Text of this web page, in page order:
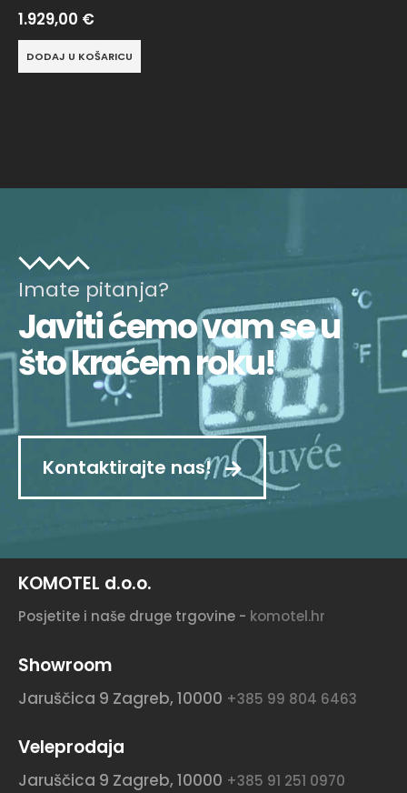
1.929,00 €
DODAJ U KOŠARICU
Imate pitanja?
Javiti ćemo vam se u
što kraćem roku!
Kontaktirajte nas!
KOMOTEL d.o.o.
Posjetite i naše druge trgovine - komotel.hr
Showroom
Jaruščica 9 Zagreb, 10000 +385 99 804 6463
Veleprodaja
Jaruščica 9 Zagreb, 10000 +385 91 251 0970